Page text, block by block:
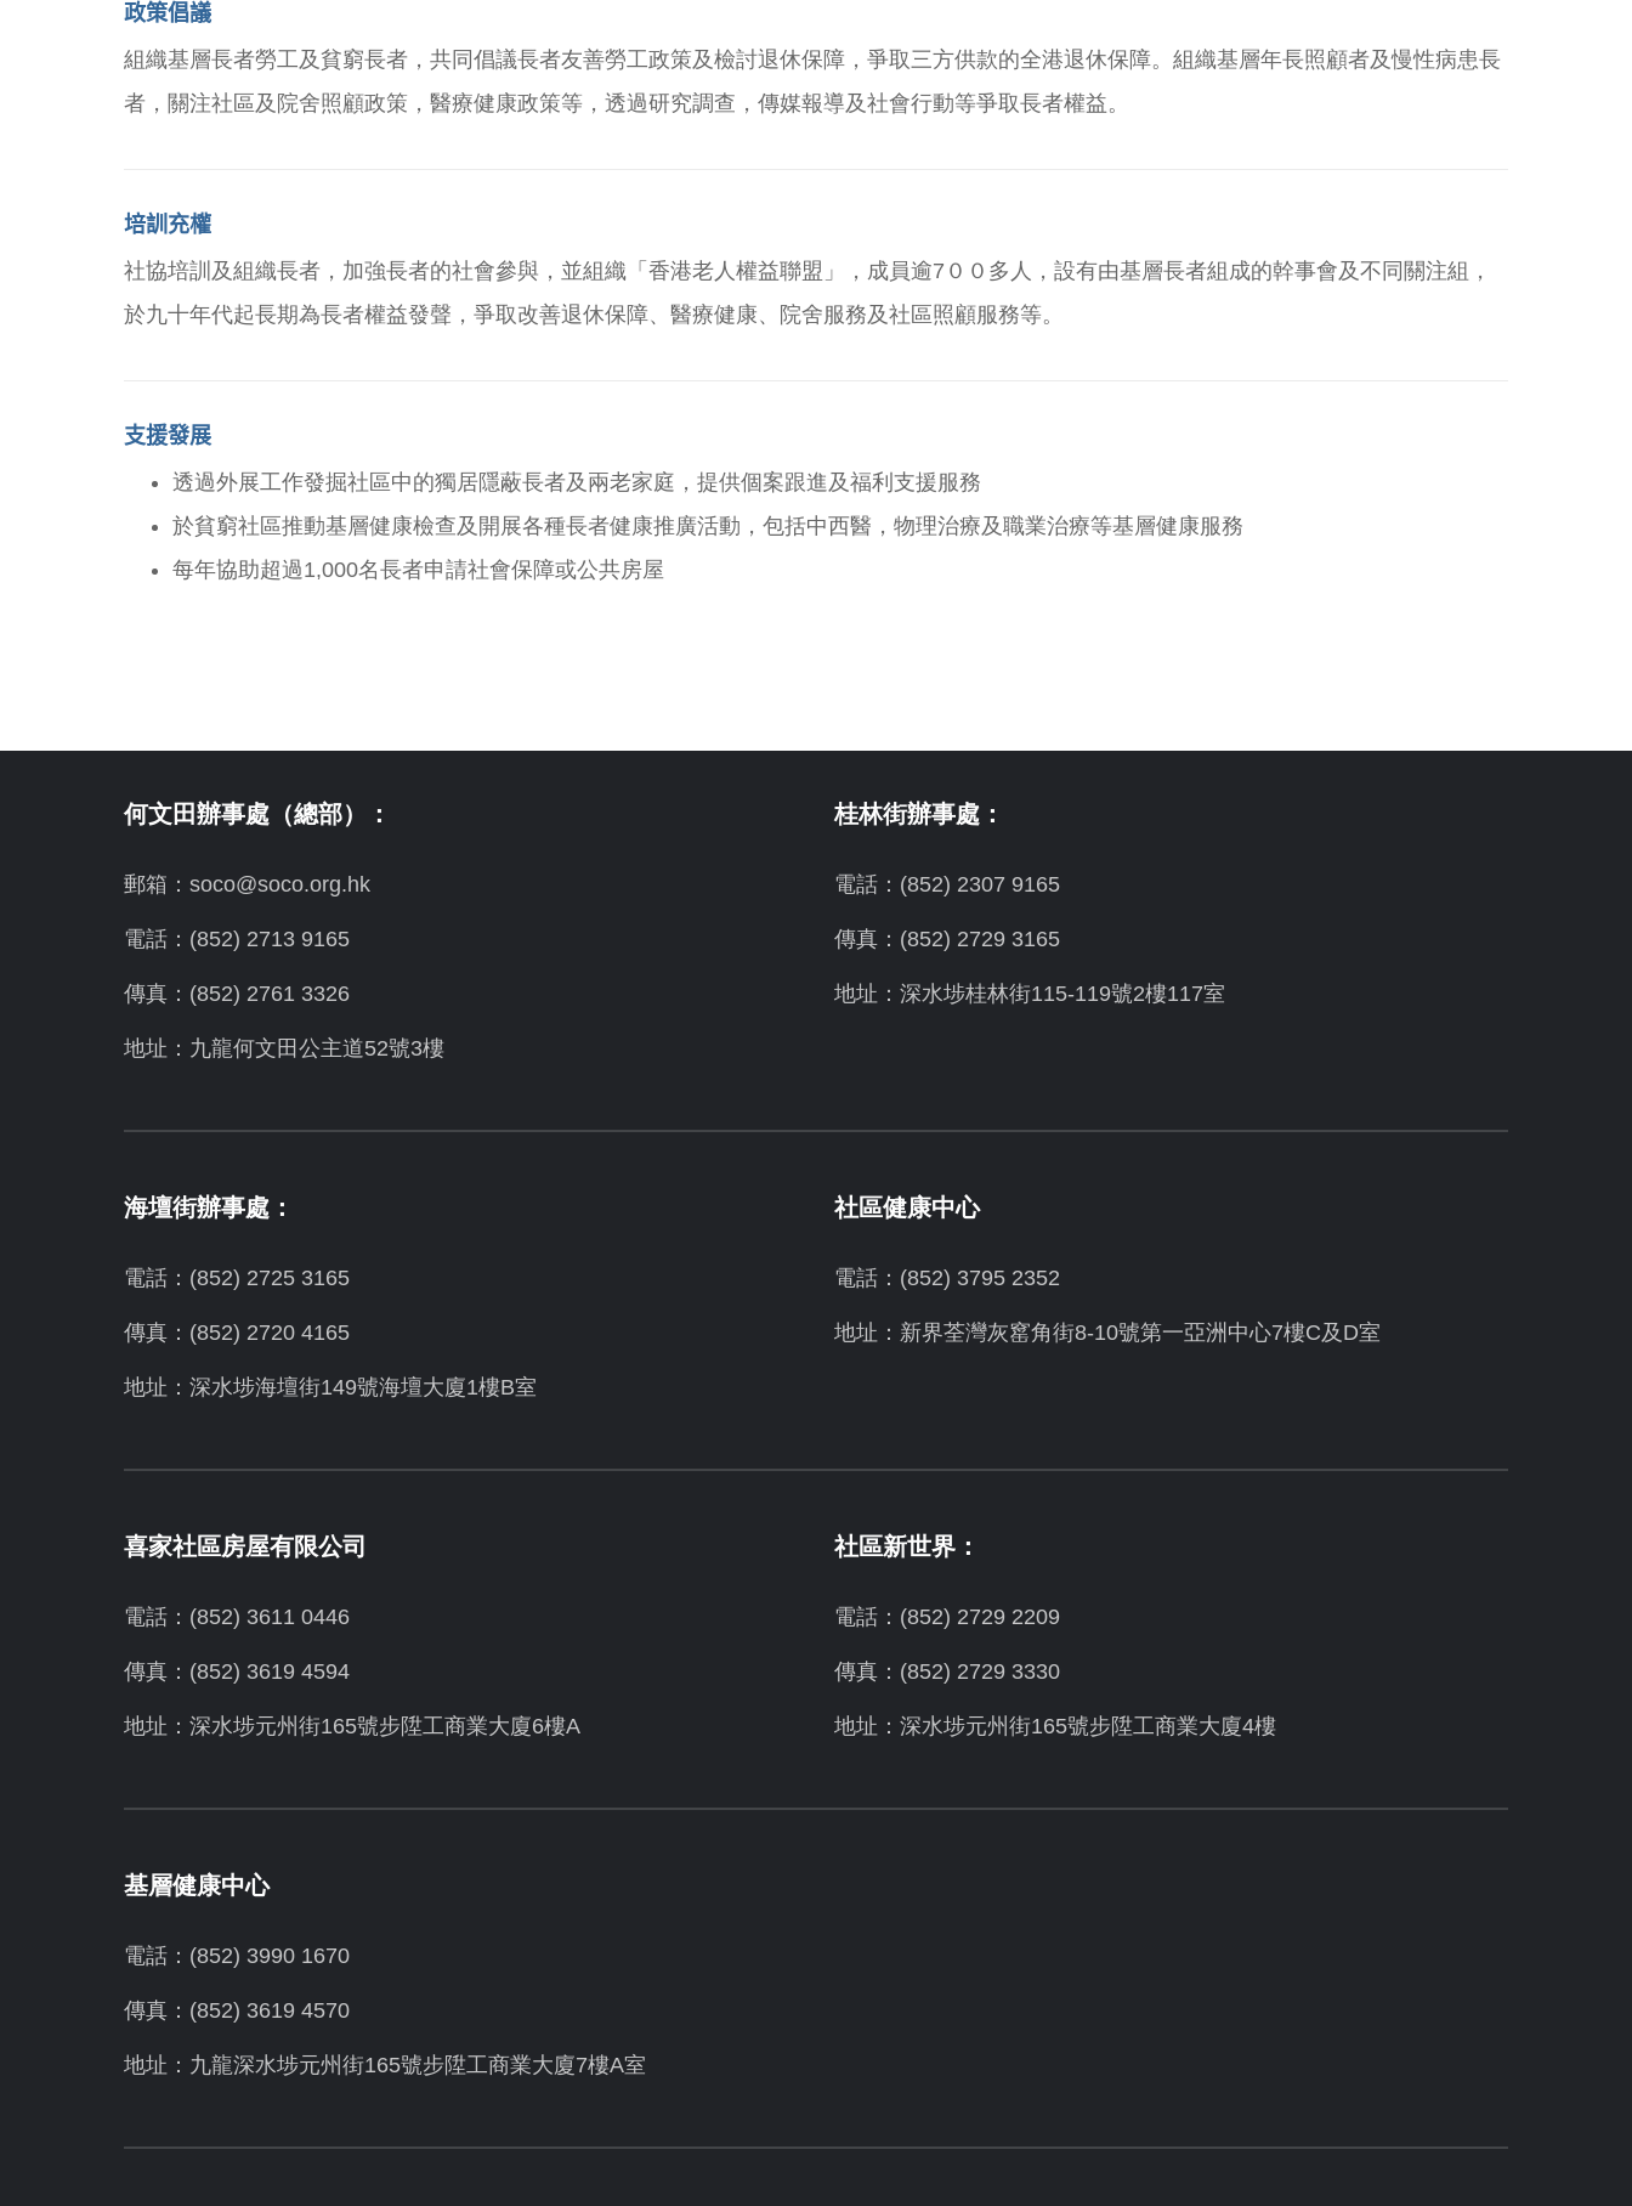
政策倡議
組織基層長者勞工及貧窮長者，共同倡議長者友善勞工政策及檢討退休保障，爭取三方供款的全港退休保障。組織基層年長照顧者及慢性病患長
者，關注社區及院舍照顧政策，醫療健康政策等，透過研究調查，傳媒報導及社會行動等爭取長者權益。
培訓充權
社協培訓及組織長者，加強長者的社會參與，並組織「香港老人權益聯盟」，成員逾7００多人，設有由基層長者組成的幹事會及不同關注組，
於九十年代起長期為長者權益發聲，爭取改善退休保障、醫療健康、院舍服務及社區照顧服務等。
支援發展
透過外展工作發掘社區中的獨居隱蔽長者及兩老家庭，提供個案跟進及福利支援服務
於貧窮社區推動基層健康檢查及開展各種長者健康推廣活動，包括中西醫，物理治療及職業治療等基層健康服務
每年協助超過1,000名長者申請社會保障或公共房屋
何文田辦事處（總部）：
郵箱：soco@soco.org.hk
電話：(852) 2713 9165
傳真：(852) 2761 3326
地址：九龍何文田公主道52號3樓
桂林街辦事處：
電話：(852) 2307 9165
傳真：(852) 2729 3165
地址：深水埗桂林街115-119號2樓117室
海壇街辦事處：
電話：(852) 2725 3165
傳真：(852) 2720 4165
地址：深水埗海壇街149號海壇大廈1樓B室
社區健康中心
電話：(852) 3795 2352
地址：新界荃灣灰窰角街8-10號第一亞洲中心7樓C及D室
喜家社區房屋有限公司
電話：(852) 3611 0446
傳真：(852) 3619 4594
地址： 深水埗元州街165號步陞工商業大廈6樓A
社區新世界：
電話：(852) 2729 2209
傳真：(852) 2729 3330
地址：深水埗元州街165號步陞工商業大廈4樓
基層健康中心
電話：(852) 3990 1670
傳真：(852) 3619 4570
地址：九龍深水埗元州街165號步陞工商業大廈7樓A室